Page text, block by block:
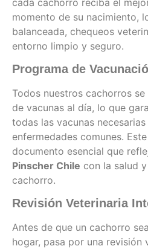
momento de su nacimiento,
balanceada, chequeos
entorno limpio y seguro.
Programa de
Todos nuestros cachorros
de vacunas al día, lo que
todas las vacunas
enfermedades comunes.
documento esencial que
Pinscher Chile con la salud
cachorro.
Revisión Veterinaria
Antes de que un cachorro
hogar, pasa por una revisión